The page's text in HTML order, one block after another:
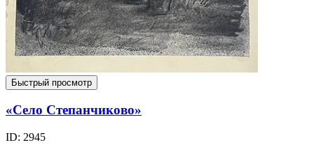
Быстрый просмотр
«Село Степанчиково»
ID: 2945